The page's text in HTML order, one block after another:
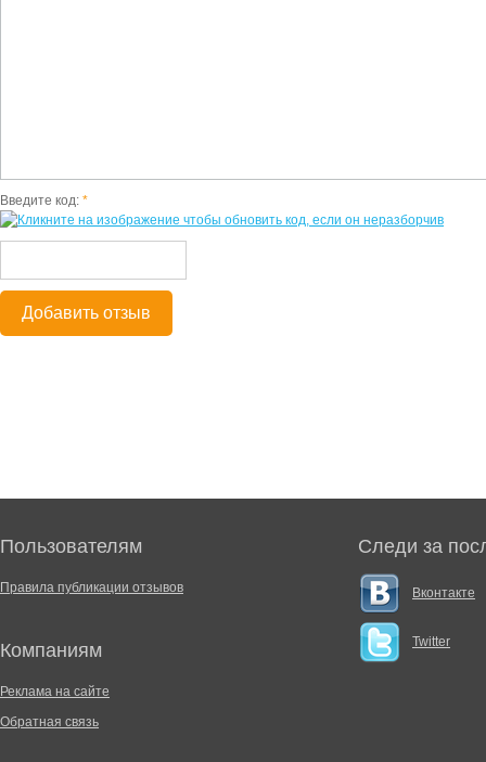
Введите код: *
Добавить отзыв
Пользователям
Правила публикации отзывов
Компаниям
Реклама на сайте
Обратная связь
Следи за
Вконтакте
Twitter